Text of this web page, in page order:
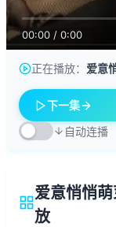
00:00 / 0:00
正在播放： 爱意
下一集
自动连播
爱意悄悄
放